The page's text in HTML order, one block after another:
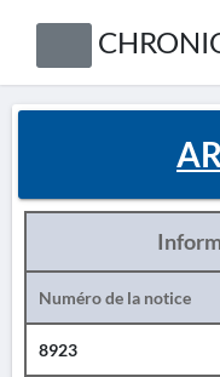
Numéro de la notice
8923